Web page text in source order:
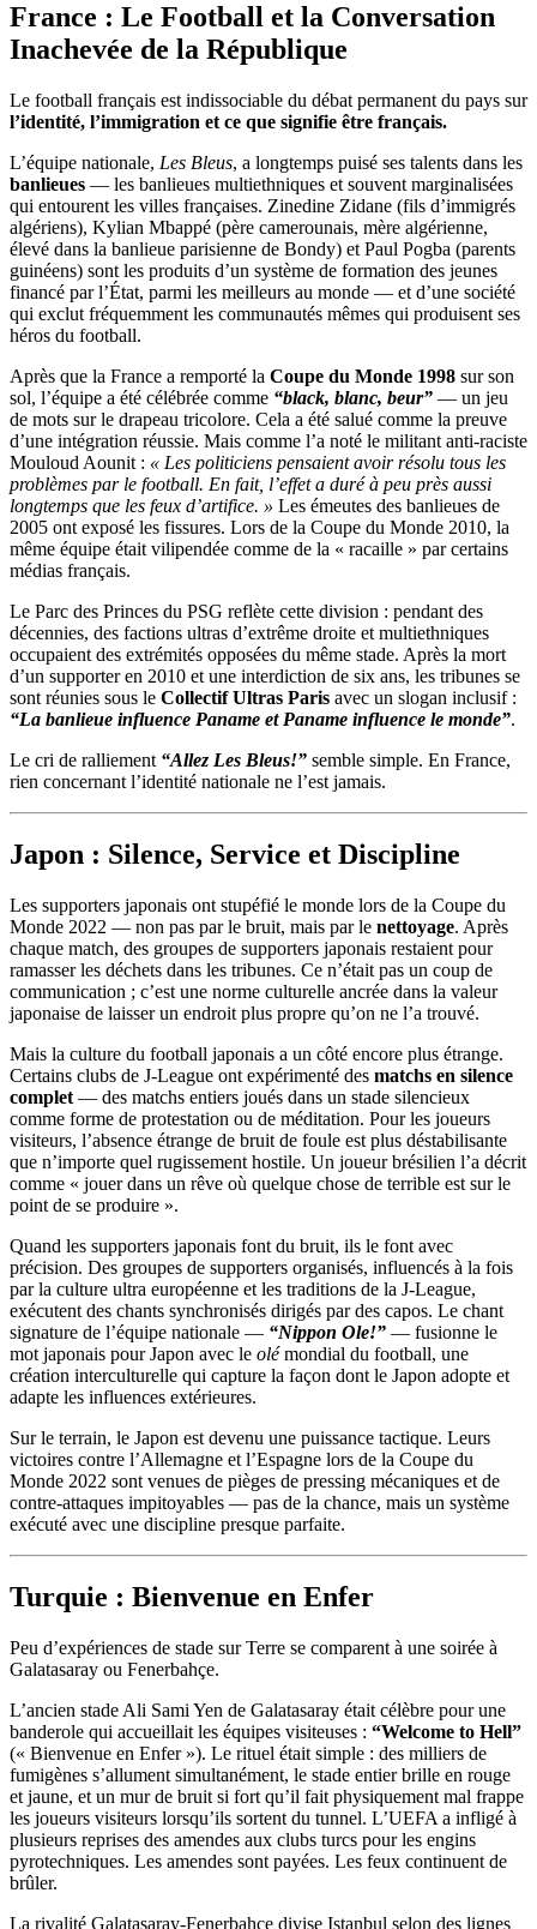
France : Le Football et la Conversation
Inachevée de la République
Le football français est indissociable du débat permanent du pays sur
l’identité, l’immigration et ce que signifie être français.
L’équipe nationale, Les Bleus, a longtemps puisé ses talents dans les
banlieues — les banlieues multiethniques et souvent marginalisées
qui entourent les villes françaises. Zinedine Zidane (fils d’immigrés
algériens), Kylian Mbappé (père camerounais, mère algérienne,
élevé dans la banlieue parisienne de Bondy) et Paul Pogba (parents
guinéens) sont les produits d’un système de formation des jeunes
financé par l’État, parmi les meilleurs au monde — et d’une société
qui exclut fréquemment les communautés mêmes qui produisent ses
héros du football.
Après que la France a remporté la Coupe du Monde 1998 sur son
sol, l’équipe a été célébrée comme “black, blanc, beur” — un jeu
de mots sur le drapeau tricolore. Cela a été salué comme la preuve
d’une intégration réussie. Mais comme l’a noté le militant anti-raciste
Mouloud Aounit : « Les politiciens pensaient avoir résolu tous les
problèmes par le football. En fait, l’effet a duré à peu près aussi
longtemps que les feux d’artifice. » Les émeutes des banlieues de
2005 ont exposé les fissures. Lors de la Coupe du Monde 2010, la
même équipe était vilipendée comme de la « racaille » par certains
médias français.
Le Parc des Princes du PSG reflète cette division : pendant des
décennies, des factions ultras d’extrême droite et multiethniques
occupaient des extrémités opposées du même stade. Après la mort
d’un supporter en 2010 et une interdiction de six ans, les tribunes se
sont réunies sous le Collectif Ultras Paris avec un slogan inclusif :
“La banlieue influence Paname et Paname influence le monde”.
Le cri de ralliement “Allez Les Bleus!” semble simple. En France,
rien concernant l’identité nationale ne l’est jamais.
Japon : Silence, Service et Discipline
Les supporters japonais ont stupéfié le monde lors de la Coupe du
Monde 2022 — non pas par le bruit, mais par le nettoyage. Après
chaque match, des groupes de supporters japonais restaient pour
ramasser les déchets dans les tribunes. Ce n’était pas un coup de
communication ; c’est une norme culturelle ancrée dans la valeur
japonaise de laisser un endroit plus propre qu’on ne l’a trouvé.
Mais la culture du football japonais a un côté encore plus étrange.
Certains clubs de J-League ont expérimenté des matchs en silence
complet — des matchs entiers joués dans un stade silencieux
comme forme de protestation ou de méditation. Pour les joueurs
visiteurs, l’absence étrange de bruit de foule est plus déstabilisante
que n’importe quel rugissement hostile. Un joueur brésilien l’a décrit
comme « jouer dans un rêve où quelque chose de terrible est sur le
point de se produire ».
Quand les supporters japonais font du bruit, ils le font avec
précision. Des groupes de supporters organisés, influencés à la fois
par la culture ultra européenne et les traditions de la J-League,
exécutent des chants synchronisés dirigés par des capos. Le chant
signature de l’équipe nationale — “Nippon Ole!” — fusionne le
mot japonais pour Japon avec le olémondial du football, une
création interculturelle qui capture la façon dont le Japon adopte et
adapte les influences extérieures.
Sur le terrain, le Japon est devenu une puissance tactique. Leurs
victoires contre l’Allemagne et l’Espagne lors de la Coupe du
Monde 2022 sont venues de pièges de pressing mécaniques et de
contre-attaques impitoyables — pas de la chance, mais un système
exécuté avec une discipline presque parfaite.
Turquie : Bienvenue en Enfer
Peu d’expériences de stade sur Terre se comparent à une soirée à
Galatasaray ou Fenerbahçe.
L’ancien stade Ali Sami Yen de Galatasaray était célèbre pour une
banderole qui accueillait les équipes visiteuses : “Welcome to Hell”
(« Bienvenue en Enfer »). Le rituel était simple : des milliers de
fumigènes s’allument simultanément, le stade entier brille en rouge
et jaune, et un mur de bruit si fort qu’il fait physiquement mal frappe
les joueurs visiteurs lorsqu’ils sortent du tunnel. L’UEFA a infligé à
plusieurs reprises des amendes aux clubs turcs pour les engins
pyrotechniques. Les amendes sont payées. Les feux continuent de
brûler.
La rivalité Galatasaray-Fenerbahçe divise Istanbul selon des lignes